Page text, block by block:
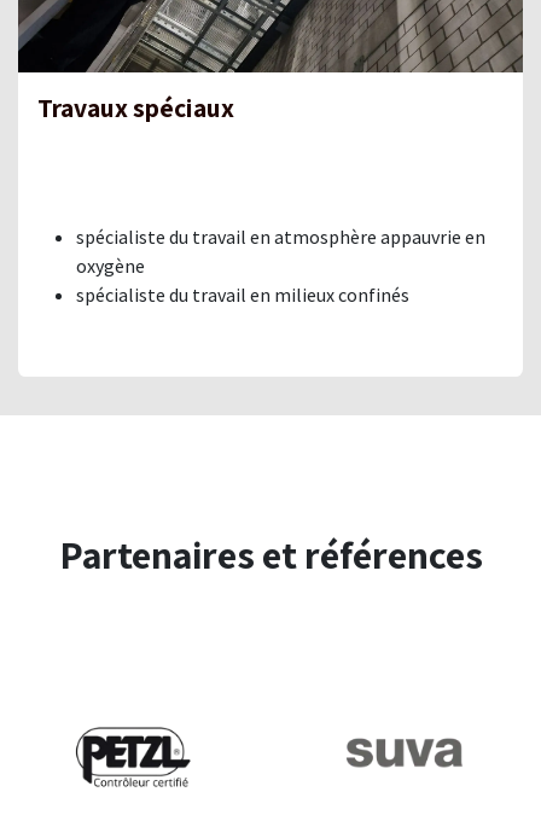
Travaux spéciaux
spécialiste du travail en atmosphère appauvrie en
oxygène
spécialiste du travail en milieux confinés
Partenaires et références